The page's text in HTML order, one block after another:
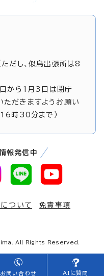
お問い合わせ AIに質問
だし、似島出張所は8
から1月3日は閉庁
ただきますようお願い
16時30分まで）
報発信中
ついて
免責事項
All Rights Reserved.